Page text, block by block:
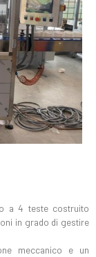
a 4 teste costruito
in grado di gestire
meccanico e un